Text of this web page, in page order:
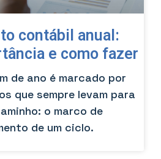
contábil anual:
e como fazer
de ano é marcado por
que sempre levam para
o marco de
de um ciclo.